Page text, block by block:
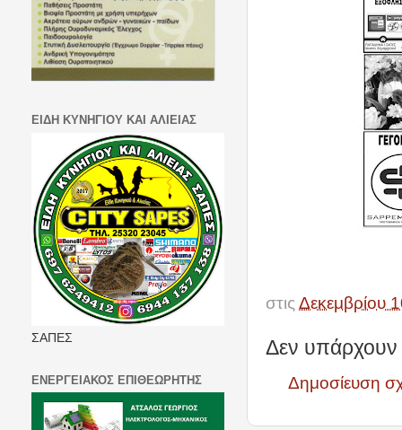
στις Δεκεμβρίου
Δεν υπάρχουν
Δημοσίευση
ΕΙΔΗ ΚΥΝΗΓΙΟΥ ΚΑΙ ΑΛΙΕΙΑΣ
ΣΑΠΕΣ
ΕΝΕΡΓΕΙΑΚΟΣ ΕΠΙΘΕΩΡΗΤΗΣ